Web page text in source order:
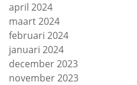
april 2024
maart 2024
februari 2024
januari 2024
december 2023
november 2023